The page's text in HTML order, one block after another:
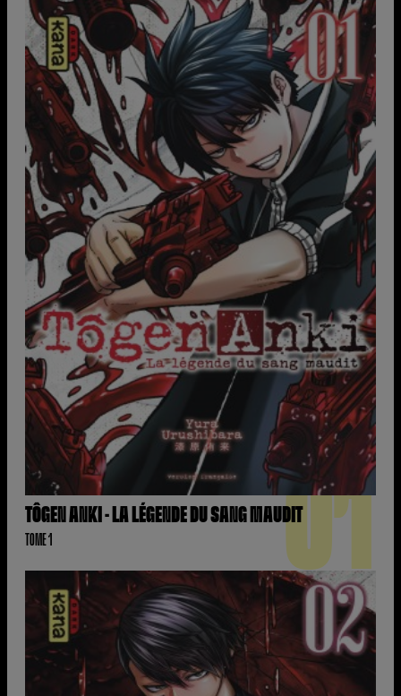
TÔGEN ANKI - LA LÉGENDE DU SANG MAUDIT
TOME 1 01